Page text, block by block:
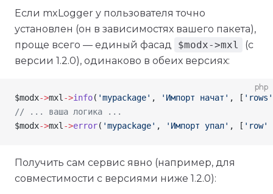
Если mxLogger у пользователя точно
установлен (он в зависимостях вашего пакета),
проще всего — единый фасад
$modx->mxl
(с
версии 1.2.0), одинаково в обеих версиях:
php
$modx->mxl ->info( 'mypackage' , 'Импорт начат' , [ 'rows'
// ... ваша логика ...
$modx->mxl ->error( 'mypackage' , 'Импорт упал' , [ 'row'
Получить сам сервис явно (например, для
совместимости с версиями ниже 1.2.0):